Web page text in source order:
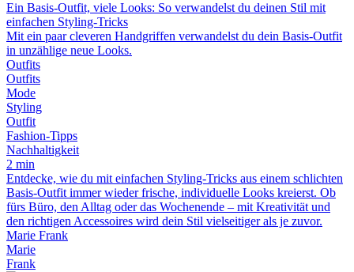
Ein Basis-Outfit, viele Looks: So verwandelst du deinen Stil mit
einfachen Styling-Tricks
Mit ein paar cleveren Handgriffen verwandelst du dein Basis-Outfit
in unzählige neue Looks.
Outfits
Outfits
Mode
Styling
Outfit
Fashion-Tipps
Nachhaltigkeit
2 min
Entdecke, wie du mit einfachen Styling-Tricks aus einem schlichten
Basis-Outfit immer wieder frische, individuelle Looks kreierst. Ob
fürs Büro, den Alltag oder das Wochenende – mit Kreativität und
den richtigen Accessoires wird dein Stil vielseitiger als je zuvor.
Marie Frank
Marie
Frank